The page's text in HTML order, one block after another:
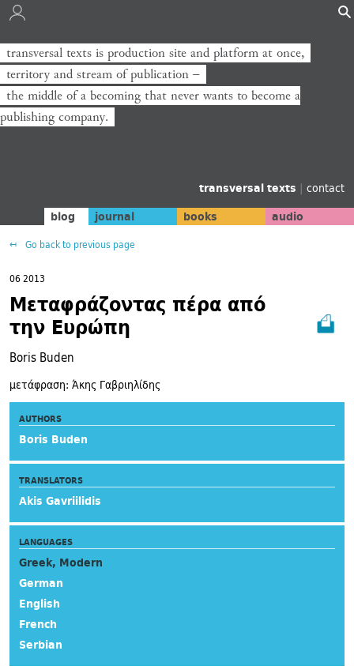
transversal texts is production site and platform at once,
territory and stream of publication −
the middle of a becoming that never wants to become a
publishing company.
transversal texts ist Produktionsort und Plattform zugleich,
Territorium und Strom der Veröffentlichung −
die Mitte eines Werdens, das niemals zum Verlag werden will.
transversal texts | contact
blog journal books audio
Go back to previous page
06 2013
Μεταφράζοντας πέρα από
την Ευρώπη
Boris Buden
μετάφραση: Άκης Γαβριηλίδης
AUTHORS
Boris Buden
TRANSLATORS
Akis Gavriilidis
LANGUAGES
Greek, Modern
German
English
French
Serbian